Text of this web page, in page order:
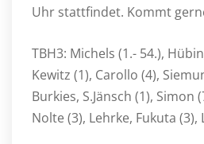
Uhr stattfindet. Kommt
TBH3: Michels (1.- 54.),
Kewitz (1), Carollo (4),
Burkies, S.Jänsch (1), Simon
Nolte (3), Lehrke, Fukuta